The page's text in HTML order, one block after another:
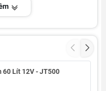
60 Lít 12V - JT500